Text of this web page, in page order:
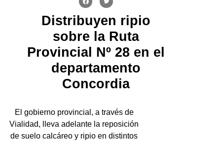
Distribuyen ripio
sobre la Ruta
Provincial Nº 28 en el
departamento
Concordia
El gobierno provincial, a través de
Vialidad, lleva adelante la reposición
de suelo calcáreo y ripio en distintos